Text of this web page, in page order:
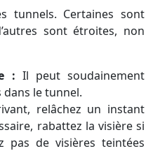
tunnels. Certaines sont
sont étroites, non
: Il peut soudainement
le tunnel.
relâchez un instant
rabattez la visière si
pas de visières teintées